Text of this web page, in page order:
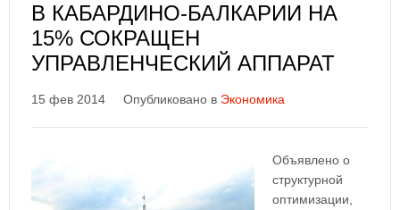
В КАБАРДИНО-БАЛКАРИИ НА
15% СОКРАЩЕН
УПРАВЛЕНЧЕСКИЙ АППАРАТ
15 фев 2014 Опубликовано в Экономика
Объявлено о
структурной
оптимизации,